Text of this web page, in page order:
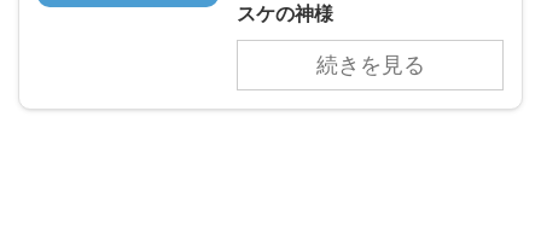
スケの神様
続きを見る